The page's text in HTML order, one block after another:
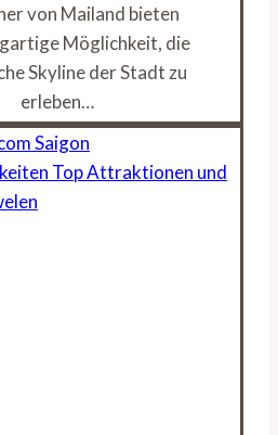
von Mailand bieten
Möglichkeit, die
Skyline der Stadt zu
erleben…